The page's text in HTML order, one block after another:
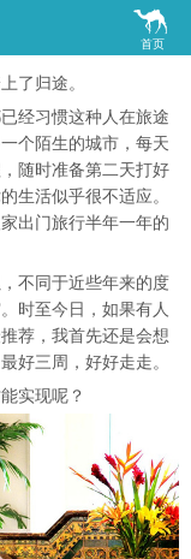

首页
了归途。
经习惯这种人在旅途
个陌生的城市，每天
随时准备第二天打好
生活似乎很不适应。
出门旅行半年一年的
不同于近些年来的度
时至今日，如果有人
荐，我首先还是会想
好三周，好好走走。
实现呢？